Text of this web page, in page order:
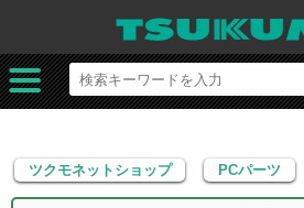
ツクモネットショップ PCパーツ
ツクモネットショップ PCパーツ